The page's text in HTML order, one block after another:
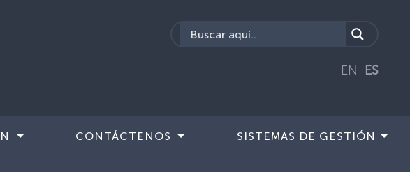
EN ES
CONTÁCTENOS SISTEMAS DE GESTIÓN